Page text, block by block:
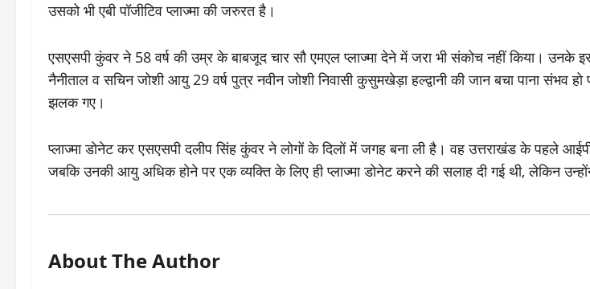
उसको भी एबी पॉजीटिव प्लाज्मा की जरुरत है।
एसएसपी कुंवर ने 58 वर्ष की उम्र के बाबजूद चार सौ एमएल प्लाज्मा देने में जरा भी संकोच नहीं किया। उनके
नैनीताल व सचिन जोशी आयु 29 वर्ष पुत्र नवीन जोशी निवासी कुसुमखेड़ा हल्द्वानी की जान बचा पाना
झलक गए।
प्लाज्मा डोनेट कर एसएसपी दलीप सिंह कुंवर ने लोगों के दिलों में जगह बना ली है। वह उत्तराखंड के पहले
जबकि उनकी आयु अधिक होने पर एक व्यक्ति के लिए ही प्लाज्मा डोनेट करने की सलाह दी गई थी, लेकिन
About The Author